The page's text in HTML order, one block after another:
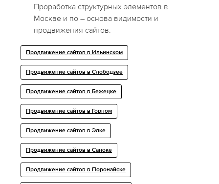
Проработка структурных элементов в
Москве и по – основа видимости и
продвижения сайтов.
Продвижение сайтов в Ильинском
Продвижение сайтов в Слободзее
Продвижение сайтов в Бежецке
Продвижение сайтов в Горном
Продвижение сайтов в Элке
Продвижение сайтов в Саноке
Продвижение сайтов в Поронайске